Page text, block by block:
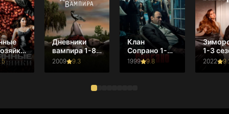
Дневники
вампира 1-8
сезон
2009 9.3
Клан
Сопрано 1-6
сезон
1999 9.8
1-3
2022